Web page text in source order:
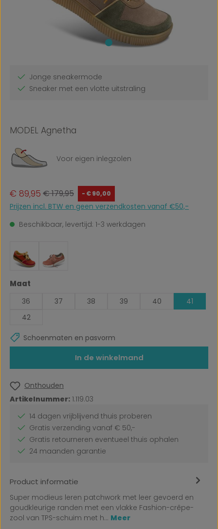
Jonge sneakermode
Sneaker met een vlotte uitstraling
MODEL Agnetha
Voor eigen inlegzolen
Verkoopprijs:
€ 89,95 Normale prijs:
€ 179,95 - € 90,00
Prijzen incl. BTW en geen verzendkosten vanaf €50,-
Beschikbaar, levertijd: 1-3 werkdagen
Selecteer
Maat
36 37 38 39 40
41
42
Schoenmaten en pasvorm
In de winkelmand
Onthouden
Artikelnummer: 1.119.03
14 dagen vrijblijvend thuis proberen
Gratis verzending vanaf € 50,-
Gratis retourneren eventueel thuis ophalen
24 maanden garantie
Product informatie
Super modieus leren patchwork met leer gevoerd en
goudkleurige randen met een vlakke Fashion-crêpe-
zool van TPS-schuim met h… Meer